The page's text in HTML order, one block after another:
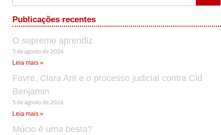
Publicações recentes
O supremo aprendiz
5 de agosto de 2026
Leia mais »
Favre, Clara Ant e o processo judicial contra Cid
Benjamin
5 de agosto de 2026
Leia mais »
Múcio é uma besta?